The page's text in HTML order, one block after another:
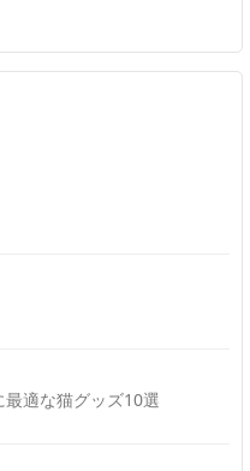
適な猫グッズ10選